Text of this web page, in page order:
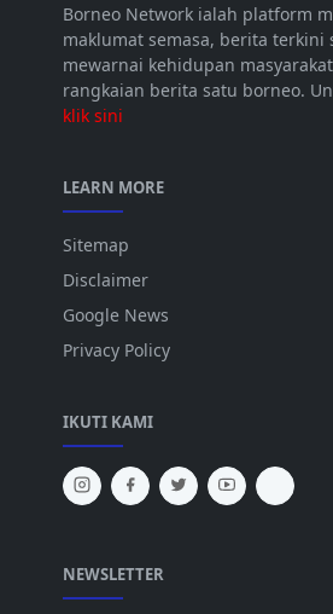
Borneo Network ialah platform
maklumat semasa, berita terkini
mewarnai kehidupan
rangkaian berita satu borneo.
klik sini
LEARN MORE
Sitemap
Disclaimer
Google News
Privacy Policy
IKUTI KAMI
NEWSLETTER